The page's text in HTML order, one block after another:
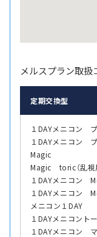
メルスプラン取
定期交換型
１DAYメニコン
１DAYメニコン
Magic
Magic toric（乱視
１DAYメニコン
１DAYメニコン
メニコン１DAY
１DAYメニコント
１DAYメニコン